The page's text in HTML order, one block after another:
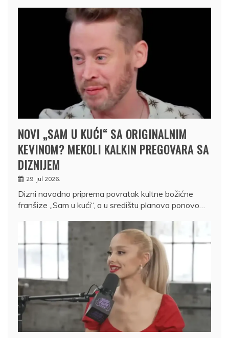
NOVI „SAM U KUĆI“ SA ORIGINALNIM
KEVINOM? MEKOLI KALKIN PREGOVARA SA
DIZNIJEM
29. jul 2026.
Dizni navodno priprema povratak kultne božićne
franšize „Sam u kući“, a u središtu planova ponovo…